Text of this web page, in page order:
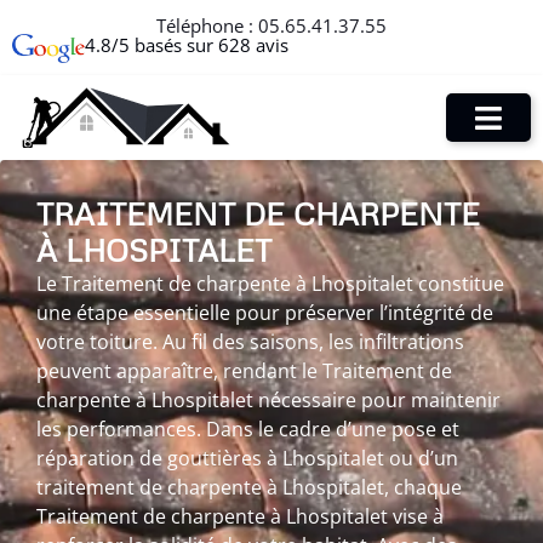
Téléphone : 05.65.41.37.55
4.8/5 basés sur 628 avis
TRAITEMENT DE CHARPENTE
À LHOSPITALET
Le Traitement de charpente à Lhospitalet constitue
une étape essentielle pour préserver l’intégrité de
votre toiture. Au fil des saisons, les infiltrations
peuvent apparaître, rendant le Traitement de
charpente à Lhospitalet nécessaire pour maintenir
les performances. Dans le cadre d’une pose et
réparation de gouttières à Lhospitalet ou d’un
traitement de charpente à Lhospitalet, chaque
Traitement de charpente à Lhospitalet vise à